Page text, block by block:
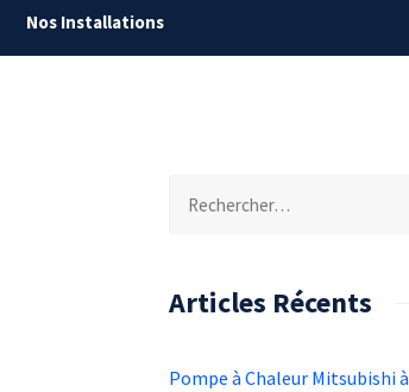
Nos Installations
Rechercher :
Articles Récents
Pompe à Chaleur Mitsubishi à